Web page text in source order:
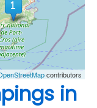
contributors
in